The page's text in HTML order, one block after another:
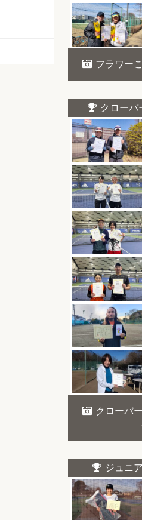
フラワー
クローバ
クローバ
ジュニ